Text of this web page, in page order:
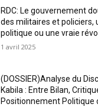
RDC: Le gouvernement
des militaires et
politique ou une vraie
1 avril 2025
(DOSSIER)Analyse du
Kabila : Entre Bilan,
Positionnement Politique